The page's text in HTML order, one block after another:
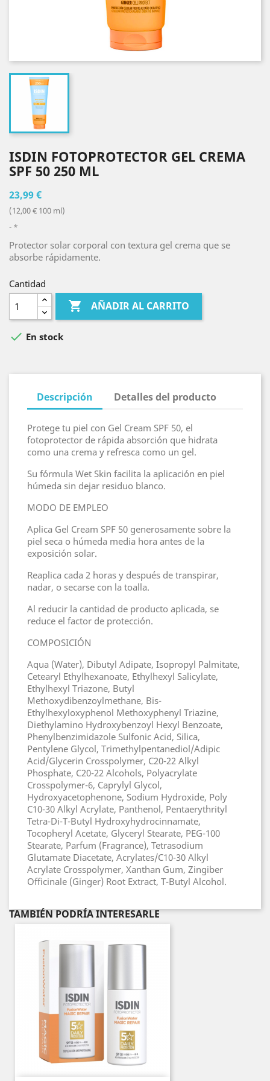
ISDIN FOTOPROTECTOR GEL CREMA
SPF 50 250 ML
23,99 €
(12,00 € 100 ml)
*
Protector solar corporal con textura gel crema que se
absorbe rápidamente.
Cantidad
 AÑADIR AL CARRITO
 En stock
Descripción Detalles del producto
Protege tu piel con Gel Cream SPF 50, el
fotoprotector de rápida absorción que hidrata
como una crema y refresca como un gel.
Su fórmula Wet Skin facilita la aplicación en piel
húmeda sin dejar residuo blanco.
MODO DE EMPLEO
Aplica Gel Cream SPF 50 generosamente sobre la
piel seca o húmeda media hora antes de la
exposición solar.
Reaplica cada 2 horas y después de transpirar,
nadar, o secarse con la toalla.
Al reducir la cantidad de producto aplicada, se
reduce el factor de protección.
COMPOSICIÓN
Aqua (Water), Dibutyl Adipate, Isopropyl Palmitate,
Cetearyl Ethylhexanoate, Ethylhexyl Salicylate,
Ethylhexyl Triazone, Butyl
Methoxydibenzoylmethane, Bis-
Ethylhexyloxyphenol Methoxyphenyl Triazine,
Diethylamino Hydroxybenzoyl Hexyl Benzoate,
Phenylbenzimidazole Sulfonic Acid, Silica,
Pentylene Glycol, Trimethylpentanediol/Adipic
Acid/Glycerin Crosspolymer, C20-22 Alkyl
Phosphate, C20-22 Alcohols, Polyacrylate
Crosspolymer-6, Caprylyl Glycol,
Hydroxyacetophenone, Sodium Hydroxide, Poly
C10-30 Alkyl Acrylate, Panthenol, Pentaerythrityl
Tetra-Di-T-Butyl Hydroxyhydrocinnamate,
Tocopheryl Acetate, Glyceryl Stearate, PEG-100
Stearate, Parfum (Fragrance), Tetrasodium
Glutamate Diacetate, Acrylates/C10-30 Alkyl
Acrylate Crosspolymer, Xanthan Gum, Zingiber
Officinale (Ginger) Root Extract, T-Butyl Alcohol.
TAMBIÉN PODRÍA INTERESARLE